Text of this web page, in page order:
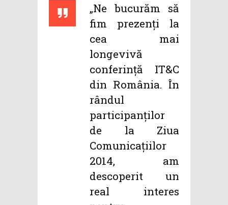
„Ne bucurăm să
fim prezenți la
cea mai
longevivă
conferință IT&C
din România. În
rândul
participanților
de la Ziua
Comunicațiilor
2014, am
descoperit un
real interes